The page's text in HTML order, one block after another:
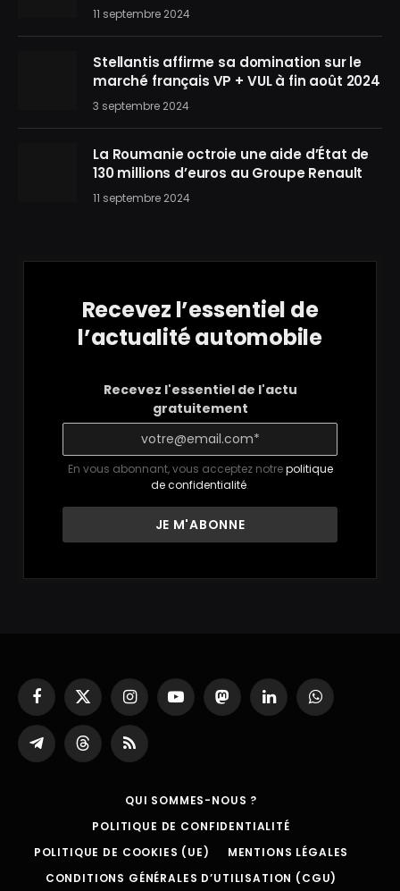
11 septembre 2024
Stellantis affirme sa domination sur le
marché français VP + VUL à fin août 2024
3 septembre 2024
La Roumanie octroie une aide d’État de
130 millions d’euros au Groupe Renault
11 septembre 2024
Recevez l’essentiel de
l’actualité automobile
Recevez l'essentiel de l'actu
gratuitement
En vous abonnant, vous acceptez notrepolitique
de confidentialité.
Facebook
X
(Twitter)
InstagramYouTubeMastodonLinkedInWhatsApp
Partager
sur
ThreadsRSS
QUI SOMMES-NOUS ?
POLITIQUE DE CONFIDENTIALITÉ
POLITIQUE DE COOKIES (UE)
MENTIONS LÉGALES
CONDITIONS GÉNÉRALES D’UTILISATION (CGU)